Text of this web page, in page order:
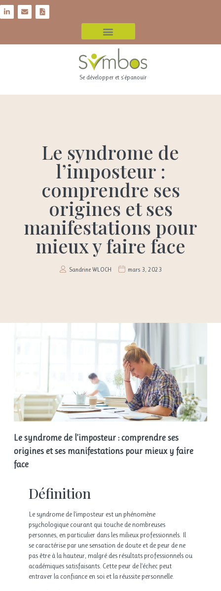
Se développer et s'épanouïr
Le syndrome de
l’imposteur :
comprendre ses
origines et ses
manifestations pour
mieux y faire face
Sandrine WLOCH mars 3, 2023
Le syndrome de l’imposteur : comprendre ses
origines et ses manifestations pour mieux y faire
face
Définition
Le syndrome de l’imposteur est un phénomène
psychologique courant qui touche de nombreuses
personnes, en particulier dans les milieux professionnels. Il
se caractérise par une sensation de doute et de peur de ne
pas être à la hauteur, malgré des résultats professionnels ou
académiques satisfaisants. Cette peur de l’échec peut
entraver la confiance en soi et la réussite personnelle.